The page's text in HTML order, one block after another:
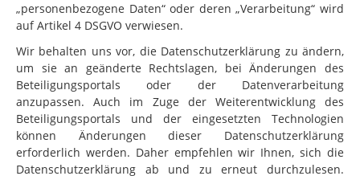
„personenbezogene Daten“ oder deren „Verarbeitung“ wird
auf Artikel 4 DSGVO verwiesen.
Wir behalten uns vor, die Datenschutzerklärung zu ändern,
um sie an geänderte Rechtslagen, bei Änderungen des
Beteiligungsportals oder der Datenverarbeitung
anzupassen. Auch im Zuge der Weiterentwicklung des
Beteiligungsportals und der eingesetzten Technologien
können Änderungen dieser Datenschutzerklärung
erforderlich werden. Daher empfehlen wir Ihnen, sich die
Datenschutzerklärung ab und zu erneut durchzulesen.